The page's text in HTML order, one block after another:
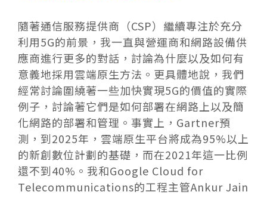
隨著通信服務提供商（CSP）繼續專注於充分
利用5G的前景，我一直與營運商和網路設備供
應商進行更多的對話，討論為什麼以及如何有
意義地採用雲端原生方法。更具體地說，我們
經常討論圍繞著一些加快實現5G的價值的實際
例子，討論著它們是如何部署在網路上以及簡
化網路的部署和管理。事實上，Gartner預
測，到2025年，雲端原生平台將成為95%以上
的新創數位計劃的基礎，而在2021年這一比例
還不到40%。我和Google Cloud for
Telecommunications的工程主管Ankur Jain